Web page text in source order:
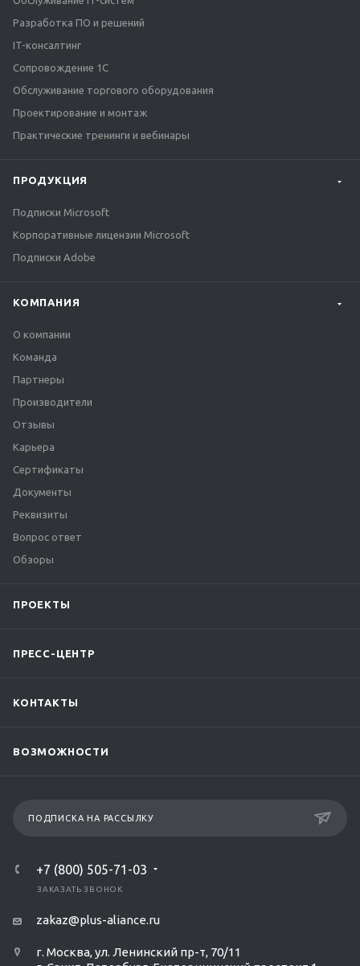
Разработка ПО и решений
IT-консалтинг
Сопровождение 1С
Обслуживание торгового оборудования
Проектирование и монтаж
Практические тренинги и вебинары
ПРОДУКЦИЯ
Подписки Microsoft
Корпоративные лицензии Microsoft
Подписки Adobe
КОМПАНИЯ
О компании
Команда
Партнеры
Производители
Отзывы
Карьера
Сертификаты
Документы
Реквизиты
Вопрос ответ
Обзоры
ПРОЕКТЫ
ПРЕСС-ЦЕНТР
КОНТАКТЫ
ВОЗМОЖНОСТИ
ПОДПИСКА НА РАССЫЛКУ
+7 (800) 505-71-03
ЗАКАЗАТЬ ЗВОНОК
zakaz@plus-aliance.ru
г. Москва, ул. Ленинский пр-т, 70/11